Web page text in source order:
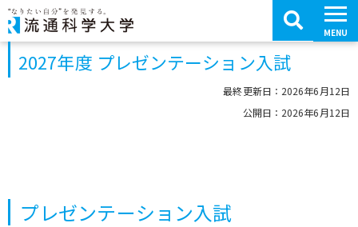
コ
ン
テ
ン MENU
2027年度 プレゼンテーション入試
最終更新日：2026年6月12日
公開日：2026年6月12日
プレゼンテーション入試